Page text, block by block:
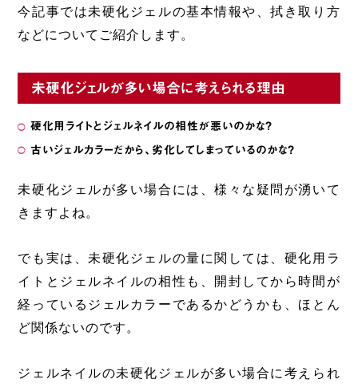
今記事では未硬化ジェルの基本情報や、拭き取り方
などについてご紹介します。
未硬化ジェルが多い場合に考えられる理由
硬化用ライトとジェルネイルの相性が悪いのかな？
古いジェルカラーだから、劣化してしまっているのかな？
未硬化ジェルが多い場合には、様々な疑問が湧いて
きますよね。
でも実は、未硬化ジェルの量に関しては、硬化用ラ
イトとジェルネイルの相性も、開封してから時間が
経っているジェルカラーであるかどうかも、ほとん
ど関係ないのです。
ジェルネイルの未硬化ジェルが多い場合に考えられ